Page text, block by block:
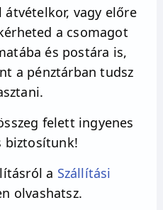
vagy előre
a csomagot
és postára is,
a pénztárban tudsz
felett ingyenes
biztosítunk!
a Szállítási
olvashatsz.